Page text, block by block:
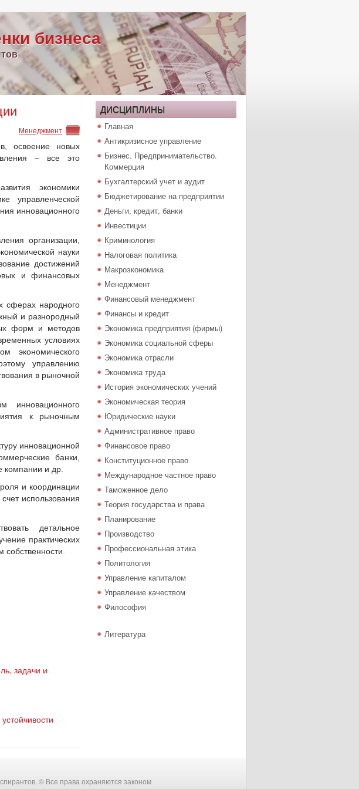
бизнеса
Менеджмент
освоение новых
– все это
экономики
управленческой
инновационного
организации,
науки
достижений
и финансовых
сферах народного
и разнородный
форм и методов
условиях
экономического
управлению
в рыночной
инновационного
к рыночным
инновационной
банки,
компании и др.
и координации
использования
детальное
практических
задачи и
ДИСЦИПЛИНЫ
Главная
Антикризисное управление
Бизнес. Предпринимательство.
Коммерция
Бухгалтерский учет и аудит
Бюджетирование на предприятии
Деньги, кредит, банки
Инвестиции
Криминология
Налоговая политика
Макроэкономика
Менеджмент
Финансовый менеджмент
Финансы и кредит
Экономика предприятия (фирмы)
Экономика социальной сферы
Экономика отрасли
Экономика труда
История экономических учений
Экономическая теория
Юридические науки
Административное право
Финансовое право
Конституционное право
Международное частное право
Таможенное дело
Теория государства и права
Планирование
Производство
Профессиональная этика
Политология
Управление капиталом
Управление качеством
Философия
Литература
© Все права охраняются законом